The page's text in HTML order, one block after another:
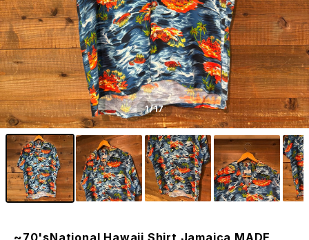
1/17
~70'sNational Hawaii Shirt Jamaica MADE